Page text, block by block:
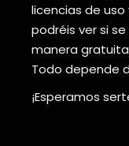
licencias de
podréis ver si
manera
Todo depende
¡Esperamos